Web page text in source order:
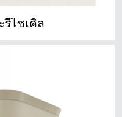
รีไซเคิล